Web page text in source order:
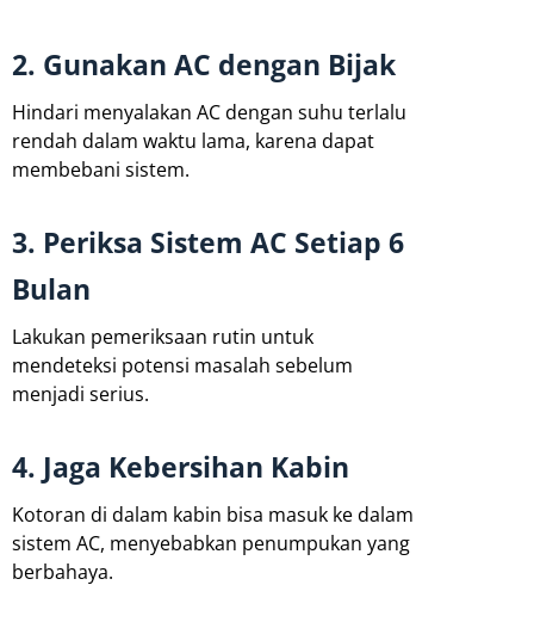
2. Gunakan AC dengan Bijak
Hindari menyalakan AC dengan suhu terlalu
rendah dalam waktu lama, karena dapat
membebani sistem.
3. Periksa Sistem AC Setiap 6
Bulan
Lakukan pemeriksaan rutin untuk
mendeteksi potensi masalah sebelum
menjadi serius.
4. Jaga Kebersihan Kabin
Kotoran di dalam kabin bisa masuk ke dalam
sistem AC, menyebabkan penumpukan yang
berbahaya.